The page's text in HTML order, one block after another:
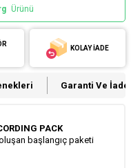
Ürünü
KOLAY İADE
Garanti Ve İade
PACK
başlangıç paketi